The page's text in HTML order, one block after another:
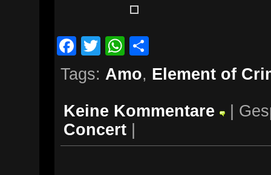
Facebook
TwitterWhatsApp
Tags: Amo, Element of
Keine Kommentare
|
Concert